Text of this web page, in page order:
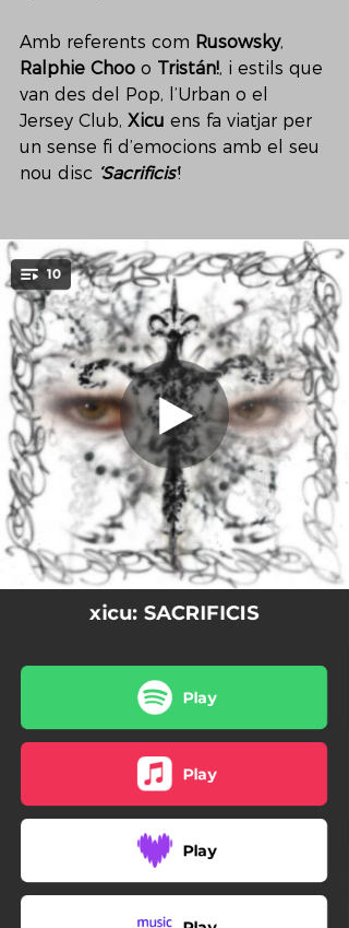
Amb referents com Rusowsky,
Ralphie Choo o Tristán!, i estils que
van des del Pop, l’Urban o el
Jersey Club, Xicu ens fa viatjar per
un sense fi d’emocions amb el seu
nou disc ‘Sacrificis’!